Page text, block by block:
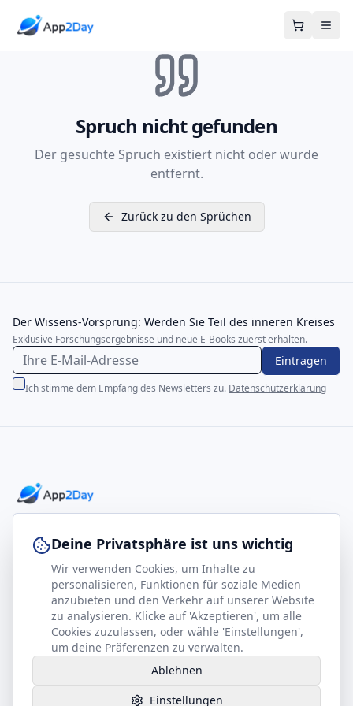
Spruch nicht gefunden
Der gesuchte Spruch existiert nicht oder wurde
entfernt.
Zurück zu den Sprüchen
Der Wissens-Vorsprung: Werden Sie Teil des inneren Kreises
Exklusive Forschungsergebnisse und neue E-Books zuerst erhalten.
Eintragen
Ich stimme dem Empfang des Newsletters zu. Datenschutzerklärung
footer.company
Kontakt
Partner werden
Gesundheits-Kompass
Rechtliches
Impressum
Datenschutz
AGB
Deine Privatsphäre ist uns wichtig
Wir verwenden Cookies, um Inhalte zu
personalisieren, Funktionen für soziale Medien
anzubieten und den Verkehr auf unserer Website
zu analysieren. Klicke auf 'Akzeptieren', um alle
Cookies zuzulassen, oder wähle 'Einstellungen',
um deine Präferenzen zu verwalten.
Ablehnen
Einstellungen
Hilfe benötigt?